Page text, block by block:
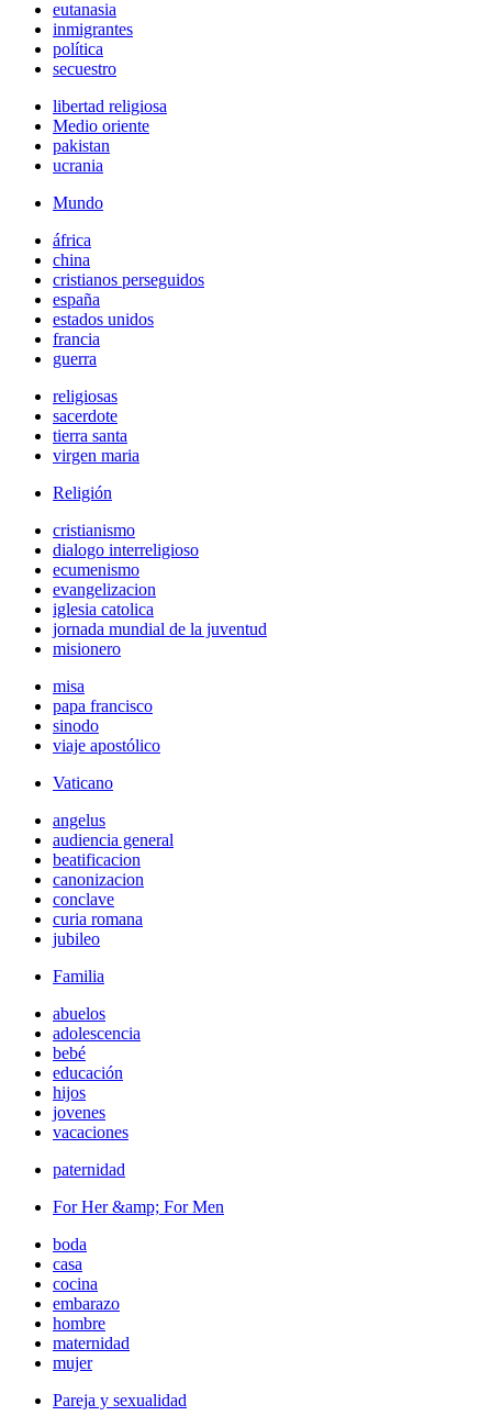
eutanasia
inmigrantes
política
secuestro
libertad religiosa
Medio oriente
pakistan
ucrania
Mundo
áfrica
china
cristianos perseguidos
españa
estados unidos
francia
guerra
religiosas
sacerdote
tierra santa
virgen maria
Religión
cristianismo
dialogo interreligioso
ecumenismo
evangelizacion
iglesia catolica
jornada mundial de la juventud
misionero
misa
papa francisco
sinodo
viaje apostólico
Vaticano
angelus
audiencia general
beatificacion
canonizacion
conclave
curia romana
jubileo
Familia
abuelos
adolescencia
bebé
educación
hijos
jovenes
vacaciones
paternidad
For Her &amp; For Men
boda
casa
cocina
embarazo
hombre
maternidad
mujer
Pareja y sexualidad